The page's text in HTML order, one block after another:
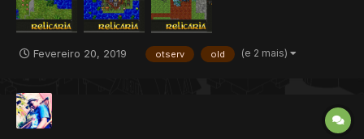
Fevereiro 20, 2019 otserv old (e 2 mais)